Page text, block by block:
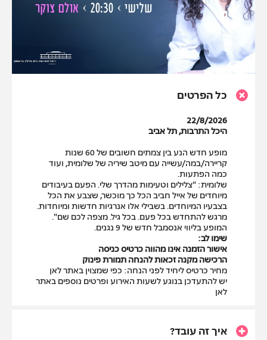
כל הפרטים
22/8/2026
היכל התרבות, תל אביב
מופע חדש הנע בין צמתים חשובים של 60 שנות
קריירה/במה/עשייה עם מיטב שיריה של שלומית, ועוד
כמה הפתעות.
שלומית: "צלילים וטעימות מהדרך שלי. הפעם בעיבודים
מיוחדים של אייל חביב הכל כך מוכשר, שצבע את הכל
בצבעיו המיוחדים. בשבילי אלו אנרגיות חדשות ומיוחדות.
מרגש להתחדש בכל פעם. בכל גיל. מצפה לכם שם".
המופע בליווי אנסמבל חדש של 9 נגנים.
שימו לב:
אישור הזמנה אינו מהווה כרטיס כניסה
הרכישה מקנה זכאות להנחה תמורת פינוק
מחיר כרטיס ליחיד לפני הנחה: כפי שמצוין באתר לאן
יש להתעדכן בנוגע לשעות האירוע ופרטים נוספים באתר
לאן
איך זה עובד?